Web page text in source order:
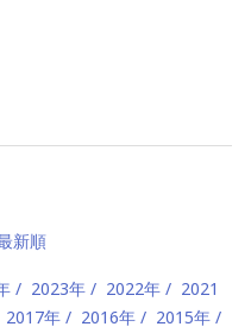
新順
2023年 2022年
2021
2017年 2016年
2015年